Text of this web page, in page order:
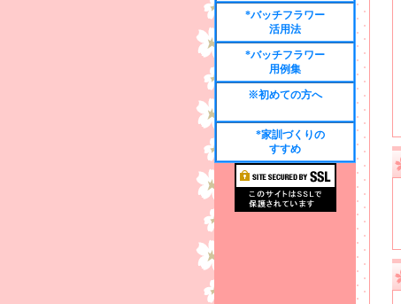
*バッチフラワー
活用法
*バッチフラワー
用例集
※初めての方へ
*家訓づくりの
すすめ